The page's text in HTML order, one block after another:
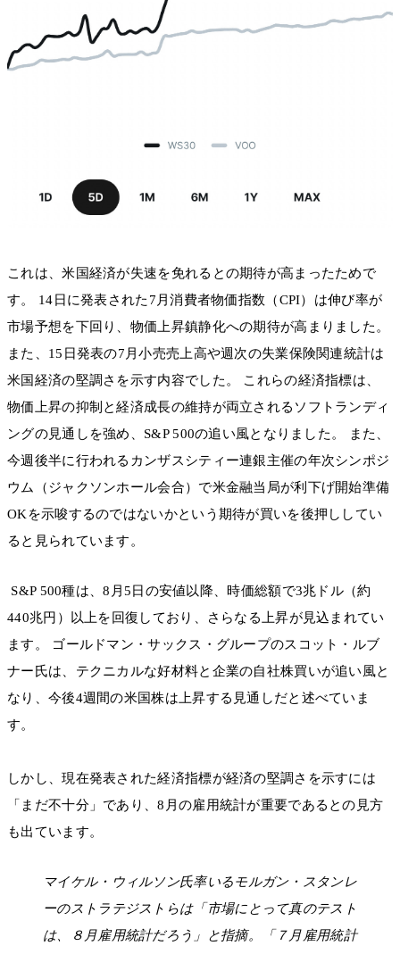
これは、米国経済が失速を免れるとの期待が高まったためで
す。 14日に発表された7月消費者物価指数（CPI）は伸び率が
市場予想を下回り、物価上昇鎮静化への期待が高まりました。
また、15日発表の7月小売売上高や週次の失業保険関連統計は
米国経済の堅調さを示す内容でした。 これらの経済指標は、
物価上昇の抑制と経済成長の維持が両立されるソフトランディ
ングの見通しを強め、S&P 500の追い風となりました。 また、
今週後半に行われるカンザスシティー連銀主催の年次シンポジ
ウム（ジャクソンホール会合）で米金融当局が利下げ開始準備
OKを示唆するのではないかという期待が買いを後押ししてい
ると見られています。
S&P 500種は、8月5日の安値以降、時価総額で3兆ドル（約
440兆円）以上を回復しており、さらなる上昇が見込まれてい
ます。 ゴールドマン・サックス・グループのスコット・ルブ
ナー氏は、テクニカルな好材料と企業の自社株買いが追い風と
なり、今後4週間の米国株は上昇する見通しだと述べていま
す。
しかし、現在発表された経済指標が経済の堅調さを示すには
「まだ不十分」であり、8月の雇用統計が重要であるとの見方
も出ています。
マイケル・ウィルソン氏率いるモルガン・スタンレ
ーのストラテジストらは「市場にとって真のテスト
は、８月雇用統計だろう」と指摘。「７月雇用統計